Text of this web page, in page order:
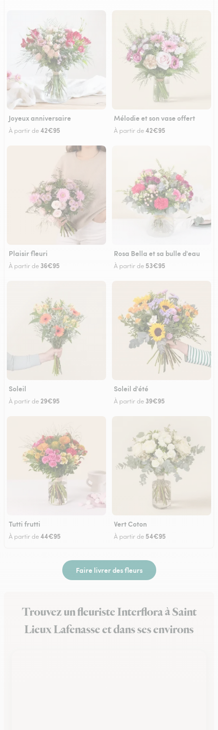
Joyeux anniversaire
À partir de42€95
Mélodie et son vase offert
À partir de42€95
Plaisir fleuri
À partir de 36€95
Rosa Bella et sa bulle d'eau
À partir de 53€95
Soleil
À partir de29€95
Soleil d'été
À partir de 39€95
Tutti frutti
À partir de44€95
Vert Coton
À partir de 54€95
Faire livrer des fleurs
Trouvez un fleuriste Interflora à Saint
Lieux Lafenasse et dans ses environs